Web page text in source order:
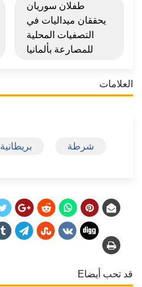
طفلان سوريان
يحققان ميداليات في
التصفيات المحلية
للمصارعة بألمانيا
العلامات
شرطة بريطانية
قد تحب أيضاE